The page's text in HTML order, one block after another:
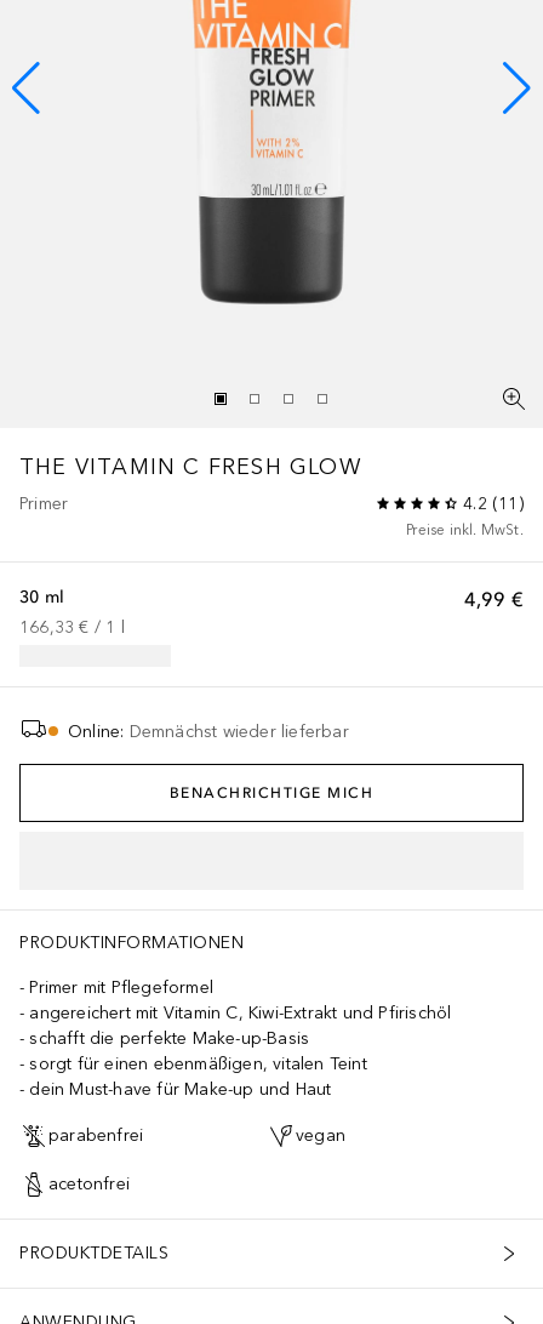
THE VITAMIN C FRESH GLOW
Primer 4.2 (11 )
Preise inkl. MwSt.
4,99 €
30 ml
166,33 € / 1
Online: Demnächst wieder lieferbar
BENACHRICHTIGE MICH
PRODUKTINFORMATIONEN
Primer mit Pflegeformel
angereichert mit Vitamin C, Kiwi-Extrakt und Pfirischöl
schafft die perfekte Make-up-Basis
sorgt für einen ebenmäßigen, vitalen Teint
dein Must-have für Make-up und Haut
parabenfrei vegan
acetonfrei
PRODUKTDETAILS